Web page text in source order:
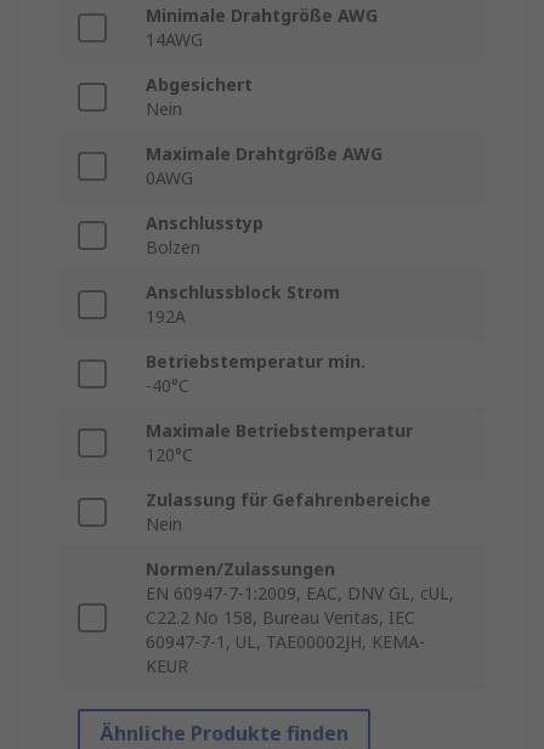
Minimale Drahtgröße AWG
14AWG
Abgesichert
Nein
Maximale Drahtgröße AWG
0AWG
Anschlusstyp
Bolzen
Anschlussblock Strom
192A
Betriebstemperatur min.
-40°C
Maximale Betriebstemperatur
120°C
Zulassung für Gefahrenbereiche
Nein
Normen/Zulassungen
EN 60947-7-1:2009, EAC, DNV GL, cUL,
C22.2 No 158, Bureau Veritas, IEC
60947-7-1, UL, TAE00002JH, KEMA-
KEUR
Ähnliche Produkte finden